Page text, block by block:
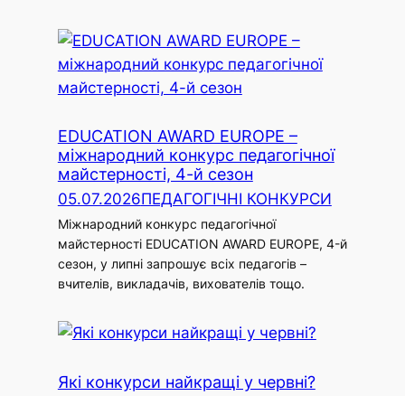
EDUCATION AWARD EUROPE –
міжнародний конкурс педагогічної
майстерності, 4-й сезон
05.07.2026ПЕДАГОГІЧНІ КОНКУРСИ
Міжнародний конкурс педагогічної
майстерності EDUCATION AWARD EUROPE, 4-й
сезон, у липні запрошує всіх педагогів –
вчителів, викладачів, вихователів тощо.
Які конкурси найкращі у червні?